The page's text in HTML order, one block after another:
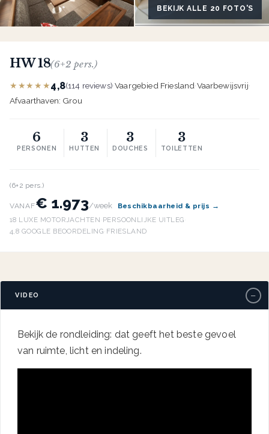
BEKIJK ALLE 20 FOTO'S
HW 18(6+2 pers.)
★★★★★4,8(114 reviews)·Vaargebied Friesland·Vaarbewijsvrij·
Afvaarthaven: Grou
6
PERSONEN
3
HUTTEN
3
DOUCHES
3
TOILETTEN
(6+2 pers.)
VANAF€ 1.973/week
Beschikbaarheid & prijs →
18 LUXE MOTORJACHTEN· PERSOONLIJKE UITLEG·
4,8 GOOGLE BEOORDELING· FRIESLAND
VIDEO −
Bekijk de rondleiding: dat geeft het beste gevoel
van ruimte, licht en indeling.